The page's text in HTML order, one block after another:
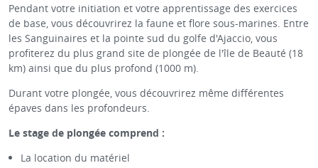
Pendant votre initiation et votre apprentissage des exercices
de base, vous découvrirez la faune et flore sous-marines. Entre
les Sanguinaires et la pointe sud du golfe d'Ajaccio, vous
profiterez du plus grand site de plongée de l'île de Beauté (18
km) ainsi que du plus profond (1000 m).
Durant votre plongée, vous découvrirez même différentes
épaves dans les profondeurs.
Le stage de plongée comprend :
La location du matériel